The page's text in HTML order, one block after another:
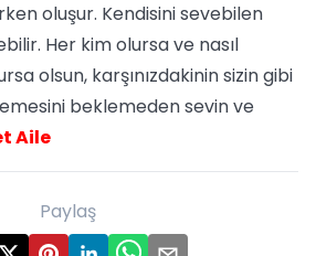
oluşur. Kendisini sevebilen
Her kim olursa ve nasıl
olsun, karşınızdakinin sizin gibi
beklemeden sevin ve
Aile
Paylaş